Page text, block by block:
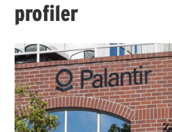
profiler